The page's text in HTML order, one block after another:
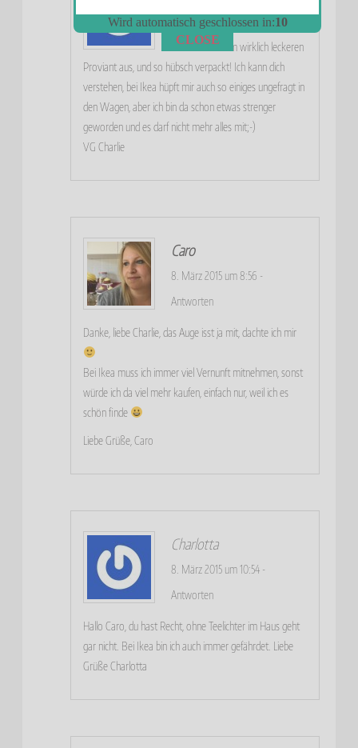
8. März 2015 um 7:53-Antworten
Sieht nach einem wirklich leckeren
Proviant aus, und so hübsch verpackt! Ich kann dich
verstehen, bei Ikea hüpft mir auch so einiges ungefragt in
den Wagen, aber ich bin da schon etwas strenger
geworden und es darf nicht mehr alles mit;-)
VG Charlie
Caro
8. März 2015 um 8:56 -
Antworten
Danke, liebe Charlie, das Auge isst ja mit, dachte ich mir
Bei Ikea muss ich immer viel Vernunft mitnehmen, sonst
würde ich da viel mehr kaufen, einfach nur, weil ich es
schön finde
Liebe Grüße, Caro
Charlotta
8. März 2015 um 10:54 -
Antworten
Hallo Caro, du hast Recht, ohne Teelichter im Haus geht
gar nicht. Bei Ikea bin ich auch immer gefährdet. Liebe
Grüße Charlotta
Wird automatisch geschlossen in:9
CLOSE